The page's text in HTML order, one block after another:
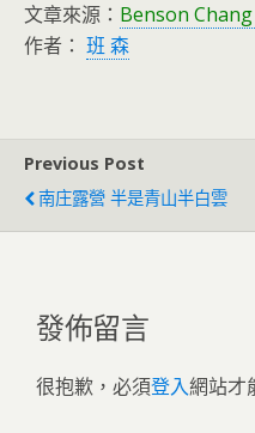
文章來源： Benson
作者： 班 森
Previous Post
南庄露營 半是青山半白雲
發佈留言
很抱歉，必須登入網站才